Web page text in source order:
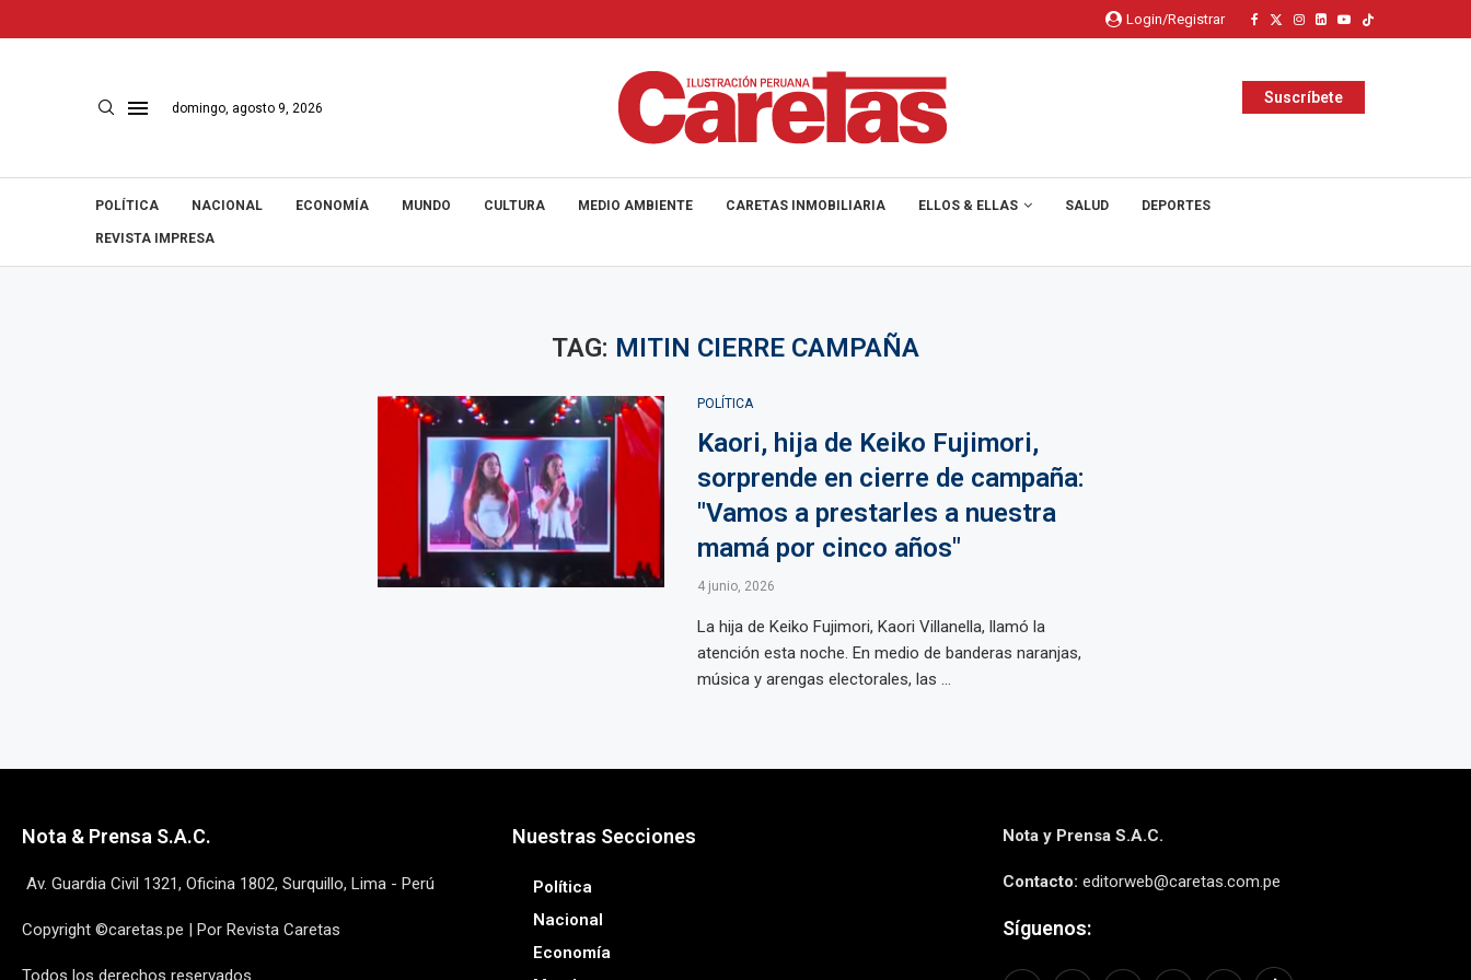
Login/Registrar
domingo, agosto 9, 2026
Suscríbete
POLÍTICA NACIONAL ECONOMÍA MUNDO CULTURA MEDIO AMBIENTE CARETAS INMOBILIARIA ELLOS & ELLAS SALUD DEPORTES
REVISTA IMPRESA
TAG: MITIN CIERRE CAMPAÑA
POLÍTICA
Kaori, hija de Keiko Fujimori,
sorprende en cierre de campaña:
"Vamos a prestarles a nuestra
mamá por cinco años"
4 junio, 2026
La hija de Keiko Fujimori, Kaori Villanella, llamó la
atención esta noche. En medio de banderas naranjas,
música y arengas electorales, las ...
Nota & Prensa S.A.C.
Av. Guardia Civil 1321, Oficina 1802, Surquillo, Lima - Perú
Copyright ©caretas.pe | Por Revista Caretas
Todos los derechos reservados
Nuestras Secciones
Política
Nacional
Economía
Nota y Prensa S.A.C.
Contacto: editorweb@caretas.com.pe
Síguenos: